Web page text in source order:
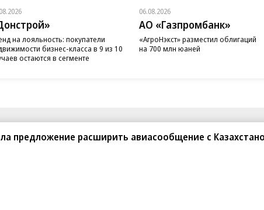
на лояльность: покупатели
бизнес-класса в 9 из 10
остаются в сегменте
06.08.2026
АО «Газпромбанк»
«АгроНэкст» разместил облигаций
на 700 млн юаней
предложение расширить авиасообщение с
Вакансии
Обратная связь
Правовая информация